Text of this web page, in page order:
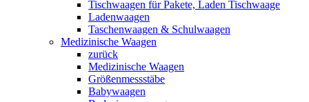
Tischwaagen für Pakete, Laden Tischwaage
Ladenwaagen
Taschenwaagen & Schulwaagen
Medizinische Waagen
zurück
Medizinische Waagen
Größenmessstäbe
Babywaagen